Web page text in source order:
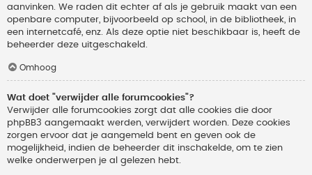
aanvinken. We raden dit echter af als je gebruik maakt van een
openbare computer, bijvoorbeeld op school, in de bibliotheek, in
een internetcafé, enz. Als deze optie niet beschikbaar is, heeft de
beheerder deze uitgeschakeld.
Omhoog
Wat doet "verwijder alle forumcookies"?
Verwijder alle forumcookies zorgt dat alle cookies die door
phpBB3 aangemaakt werden, verwijdert worden. Deze cookies
zorgen ervoor dat je aangemeld bent en geven ook de
mogelijkheid, indien de beheerder dit inschakelde, om te zien
welke onderwerpen je al gelezen hebt.